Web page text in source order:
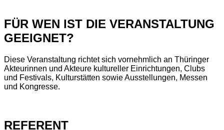
FÜR WEN IST DIE VERANSTALTUNG
GEEIGNET?
Diese Veranstaltung richtet sich vornehmlich an Thüringer
Akteurinnen und Akteure kultureller Einrichtungen, Clubs
und Festivals, Kulturstätten sowie Ausstellungen, Messen
und Kongresse.
REFERENT